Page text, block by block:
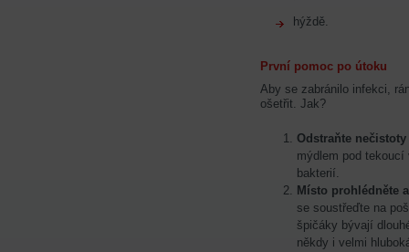
hýždě.
První pomoc po útoku
Aby se zabránilo infekci,
ošetřit. Jak?
Odstraňte
mýdlem pod
bakterií.
Místo prohlédněte
se soustřeďte na
špičáky bývají
někdy i velmi